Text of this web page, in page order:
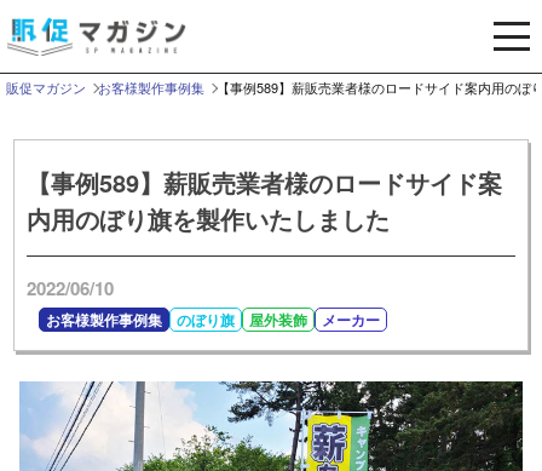
メ
ニ
ュ
ー
く
販促マガジン お客様製作事例集 【事例589】薪販売業者様のロードサイド案内用のぼ
【事例589】薪販売業者様のロードサイド案
内用のぼり旗を製作いたしました
2022/06/10
お客様製作事例集 のぼり旗 屋外装飾 メーカー